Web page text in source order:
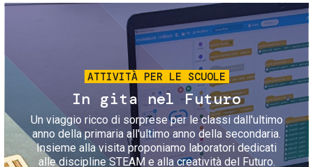
Immagine
ATTIVITÀ PER LE SCUOLE
In gita nel Futuro
Un viaggio ricco di sorprese per le classi dall'ultimo
anno della primaria all'ultimo anno della secondaria.
Insieme alla visita proponiamo laboratori dedicati
alle discipline STEAM e alla creatività del Futuro.